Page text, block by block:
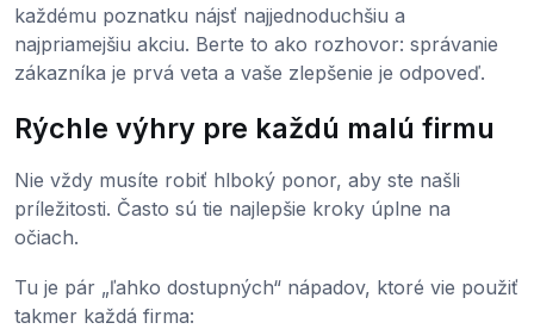
každému poznatku nájsť najjednoduchšiu a
najpriamejšiu akciu. Berte to ako rozhovor: správanie
zákazníka je prvá veta a vaše zlepšenie je odpoveď.
Rýchle výhry pre každú malú firmu
Nie vždy musíte robiť hlboký ponor, aby ste našli
príležitosti. Často sú tie najlepšie kroky úplne na
očiach.
Tu je pár „ľahko dostupných“ nápadov, ktoré vie použiť
takmer každá firma: